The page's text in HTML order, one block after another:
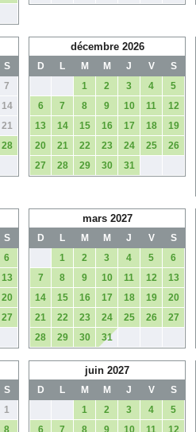
S
7
14
21
28
décembre 2026
D L M M J V
S
1
2 3 4
5
6
7 8 9 10 11
12
13
14 15 16 17 18
19
20
21 22 23 24 25
26
27
28 29 30 31
S
6
13
20
27
mars 2027
D L M M J V
S
1
2 3 4 5
6
7
8 9 10 11 12
13
14
15 16 17 18 19
20
21
22 23 24 25 26
27
28
29 30 31
S
1
8
juin 2027
D L M M J V
S
1
2 3 4
5
6
7 8 9 10 11 12